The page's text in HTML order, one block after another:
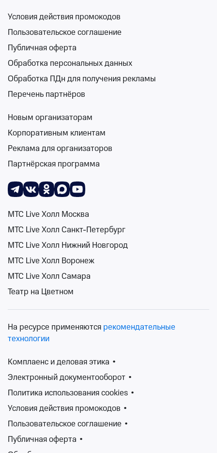
Музыка волшебников и героев
Краснодарская филармония имени Пономаренко
Краснодарская филармония имени Пономаренко
27 сентября и 6 декабря•
Детям, Спектакли
Билеты от 300 ₽
Все бегут, летят и скачут
Театр Защитника Отечества
Театр Защитника Отечества
от 400 ₽
Детям
Билеты от 400 ₽
1 2
Дети – «цветы жизни». В нашем мире для детей
предусмотрено очень много всего, в том числе и
культурная сфера жизни.
Различные мероприятия для детей – именно та
Условия действия промокодов
Пользовательское соглашение
Публичная оферта
Обработка персональных данных
Обработка ПДн для получения рекламы
Перечень партнёров
Новым организаторам
Корпоративным клиентам
Реклама для организаторов
Партнёрская программа
МТС Live Холл Москва
МТС Live Холл Санкт-Петербург
МТС Live Холл Нижний Новгород
МТС Live Холл Воронеж
МТС Live Холл Самара
Театр на Цветном
На ресурсе применяются рекомендательные
технологии
Комплаенс и деловая этика •
Электронный документооборот •
Политика использования cookies •
Условия действия промокодов •
Пользовательское соглашение •
Публичная оферта •